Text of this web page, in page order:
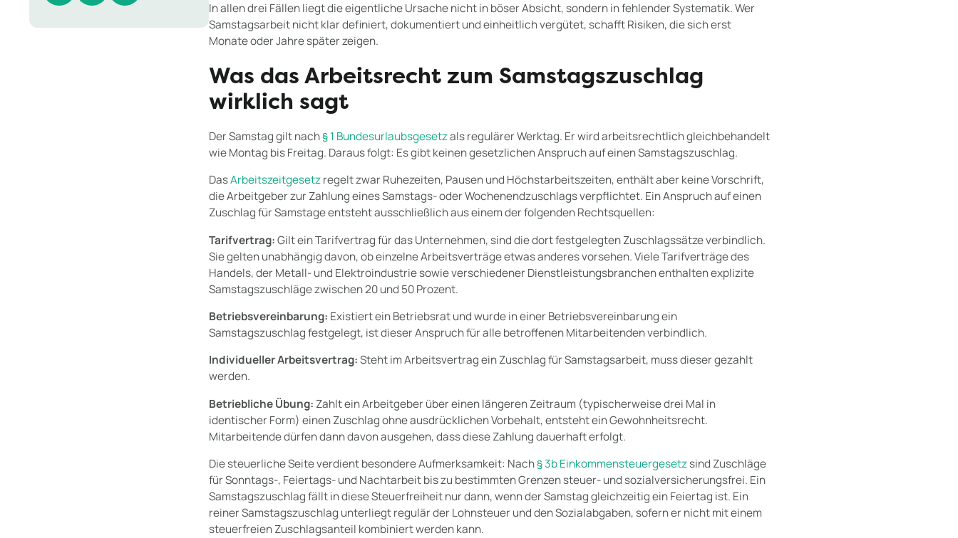
In allen drei Fällen liegt die eigentliche Ursache nicht in böser Absicht, sondern in fehlender Systematik. Wer
Samstagsarbeit nicht klar definiert, dokumentiert und einheitlich vergütet, schafft Risiken, die sich erst
Monate oder Jahre später zeigen.
Was das Arbeitsrecht zum Samstagszuschlag
wirklich sagt
Der Samstag gilt nach§ 1 Bundesurlaubsgesetzals regulärer Werktag. Er wird arbeitsrechtlich gleichbehandelt
wie Montag bis Freitag. Daraus folgt: Es gibt keinen gesetzlichen Anspruch auf einen Samstagszuschlag.
DasArbeitszeitgesetzregelt zwar Ruhezeiten, Pausen und Höchstarbeitszeiten, enthält aber keine Vorschrift,
die Arbeitgeber zur Zahlung eines Samstags- oder Wochenendzuschlags verpflichtet. Ein Anspruch auf einen
Zuschlag für Samstage entsteht ausschließlich aus einem der folgenden Rechtsquellen:
Tarifvertrag:Gilt ein Tarifvertrag für das Unternehmen, sind die dort festgelegten Zuschlagssätze verbindlich.
Sie gelten unabhängig davon, ob einzelne Arbeitsverträge etwas anderes vorsehen. Viele Tarifverträge des
Handels, der Metall- und Elektroindustrie sowie verschiedener Dienstleistungsbranchen enthalten explizite
Samstagszuschläge zwischen 20 und 50 Prozent.
Betriebsvereinbarung: Existiert ein Betriebsrat und wurde in einer Betriebsvereinbarung ein
Samstagszuschlag festgelegt, ist dieser Anspruch für alle betroffenen Mitarbeitenden verbindlich.
Individueller Arbeitsvertrag:Steht im Arbeitsvertrag ein Zuschlag für Samstagsarbeit, muss dieser gezahlt
werden.
Betriebliche Übung: Zahlt ein Arbeitgeber über einen längeren Zeitraum (typischerweise drei Mal in
identischer Form) einen Zuschlag ohne ausdrücklichen Vorbehalt, entsteht ein Gewohnheitsrecht.
Mitarbeitende dürfen dann davon ausgehen, dass diese Zahlung dauerhaft erfolgt.
Die steuerliche Seite verdient besondere Aufmerksamkeit: Nach§ 3b Einkommensteuergesetzsind Zuschläge
für Sonntags-, Feiertags- und Nachtarbeit bis zu bestimmten Grenzen steuer- und sozialversicherungsfrei. Ein
Samstagszuschlag fällt in diese Steuerfreiheit nur dann, wenn der Samstag gleichzeitig ein Feiertag ist. Ein
reiner Samstagszuschlag unterliegt regulär der Lohnsteuer und den Sozialabgaben, sofern er nicht mit einem
steuerfreien Zuschlagsanteil kombiniert werden kann.